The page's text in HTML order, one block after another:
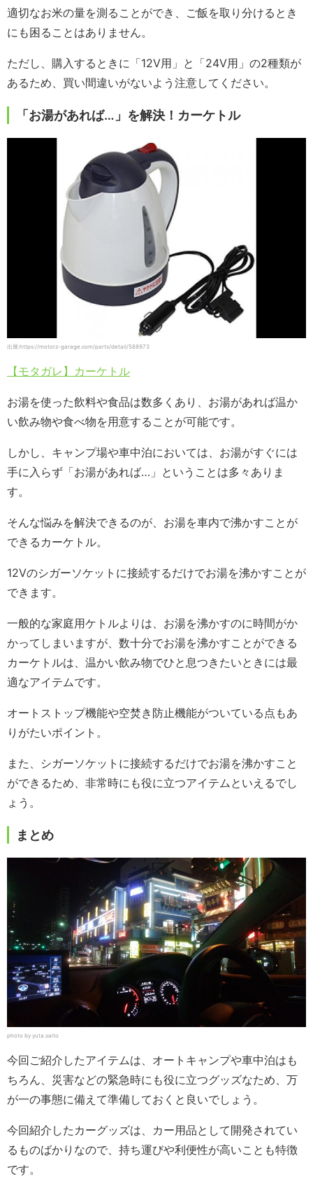
適切なお米の量を測ることができ、ご飯を取り分けるとき
にも困ることはありません。
ただし、購入するときに「12V用」と「24V用」の2種類が
あるため、買い間違いがないよう注意してください。
「お湯があれば…」を解決！カーケトル
出展:https://motorz-garage.com/parts/detail/588973
【モタガレ】カーケトル
お湯を使った飲料や食品は数多くあり、お湯があれば温か
い飲み物や食べ物を用意することが可能です。
しかし、キャンプ場や車中泊においては、お湯がすぐには
手に入らず「お湯があれば…」ということは多々ありま
す。
そんな悩みを解決できるのが、お湯を車内で沸かすことが
できるカーケトル。
12Vのシガーソケットに接続するだけでお湯を沸かすことが
できます。
一般的な家庭用ケトルよりは、お湯を沸かすのに時間がか
かってしまいますが、数十分でお湯を沸かすことができる
カーケトルは、温かい飲み物でひと息つきたいときには最
適なアイテムです。
オートストップ機能や空焚き防止機能がついている点もあ
りがたいポイント。
また、シガーソケットに接続するだけでお湯を沸かすこと
ができるため、非常時にも役に立つアイテムといえるでし
ょう。
まとめ
photo by yuta.saito
今回ご紹介したアイテムは、オートキャンプや車中泊はも
ちろん、災害などの緊急時にも役に立つグッズなため、万
が一の事態に備えて準備しておくと良いでしょう。
今回紹介したカーグッズは、カー用品として開発されてい
るものばかりなので、持ち運びや利便性が高いことも特徴
です。